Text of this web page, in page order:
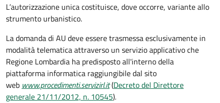
L’autorizzazione unica costituisce, dove occorre, variante allo
strumento urbanistico.
La domanda di AU deve essere trasmessa esclusivamente in
modalità telematica attraverso un servizio applicativo che
Regione Lombardia ha predisposto all'interno della
piattaforma informatica raggiungibile dal sito
web www.procedimenti.servizirl.it(Decreto del Direttore
generale 21/11/2012, n. 10545).